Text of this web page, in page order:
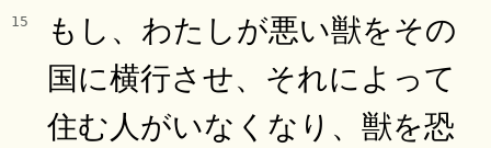
15
もし、わたしが悪い獣をその
国に横行させ、それによって
住む人がいなくなり、獣を恐